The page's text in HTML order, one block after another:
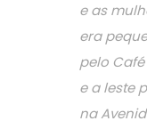
e as
era
pelo
e a leste
na